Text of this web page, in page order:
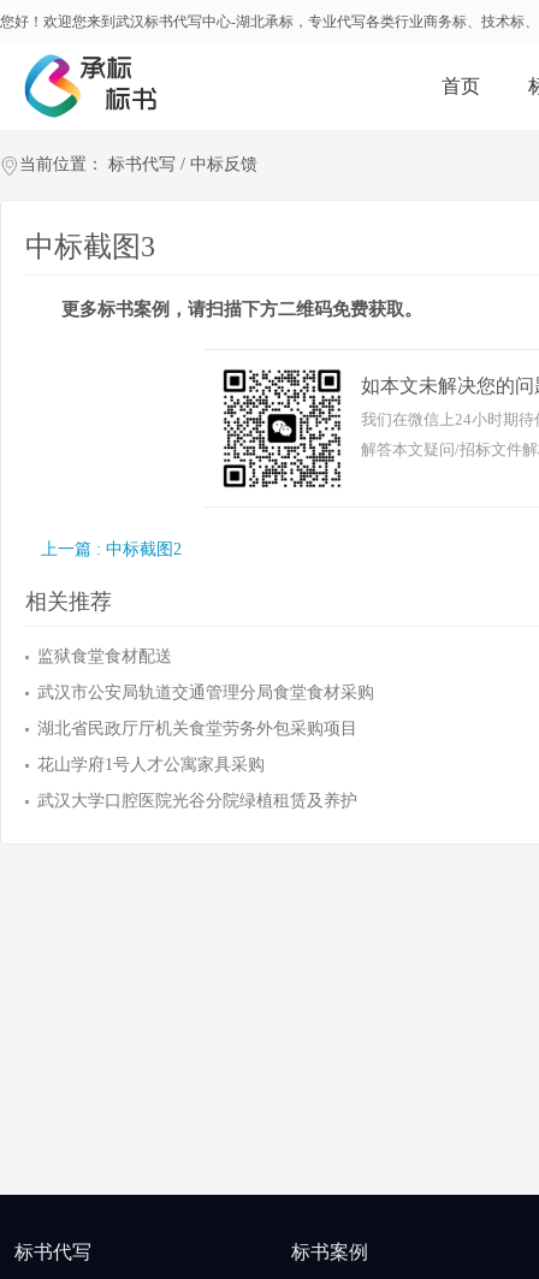
您好！欢迎您来到武汉标书代写中心-湖北承标，专业代写各类行业商务标、技术标
首页
当前位置： 标书代写 / 中标反馈
中标截图3
更多标书案例，请扫描下方二维码免费获取。
如本文未解决您的
我们在微信上24小时期待
解答本文疑问/招标文件
上一篇 : 中标截图2
相关推荐
监狱食堂食材配送
武汉市公安局轨道交通管理分局食堂食材采购
湖北省民政厅厅机关食堂劳务外包采购项目
花山学府1号人才公寓家具采购
武汉大学口腔医院光谷分院绿植租赁及养护
标书代写 标书案例